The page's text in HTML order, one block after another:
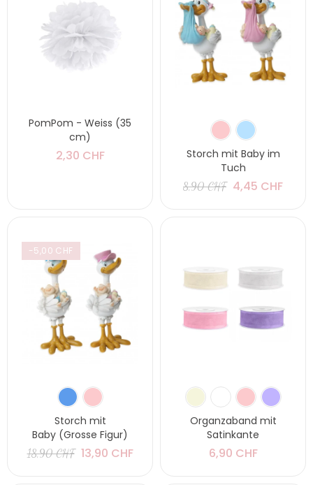
PomPom - Weiss (35
cm)
2,30 CHF
Storch mit Baby im
Tuch
8,90 CHF 4,45 CHF
-5,00 CHF
Storch mit
Baby (Grosse Figur)
18,90 CHF 13,90 CHF
Organzaband mit
Satinkante
6,90 CHF